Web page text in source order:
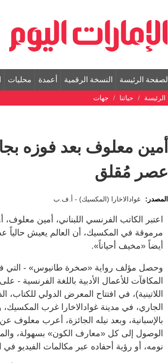
الصفحة الرئيسة النسخة الرقمية أعمدة محليات
الرئيسة حياتنا جهات
أمين معلوف بعد فوزه
عصر مُقلق
المصدر: غوادالاخارا (المكسيك) - أ.ف.ب
اعتبر الكاتب الفرنسي اللبناني، أمين
مرموقة في المكسيك، أن العالم يعيش حالياً
أيضاً «مخيف أحياناً».
المكافآت للأعمال الأدبية باللغة الفرنسية -
اللاتينية)، في افتتاح المعرض الدولي
الجاري، في مدينة غوادالاخارا غرب
بالإسبانية، وبعد نيله الجائزة، أعرب معلوف
الوصول إلى كل «معارف الكون» بسهولة،
نومه، أو رؤية أحفاده عبر مكالمات الفيديو